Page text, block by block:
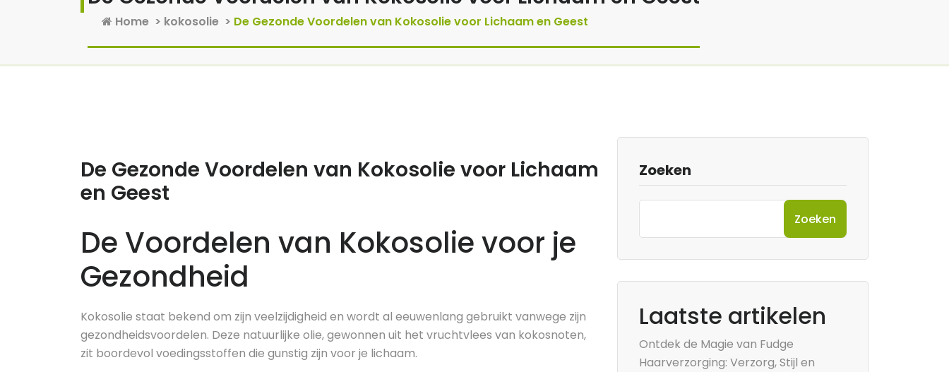
Home > kokosolie > De Gezonde Voordelen van Kokosolie voor Lichaam en Geest
De Gezonde Voordelen van Kokosolie voor Lichaam
en Geest
De Voordelen van Kokosolie voor je
Gezondheid
Kokosolie staat bekend om zijn veelzijdigheid en wordt al eeuwenlang gebruikt vanwege zijn
gezondheidsvoordelen. Deze natuurlijke olie, gewonnen uit het vruchtvlees van kokosnoten,
zit boordevol voedingsstoffen die gunstig zijn voor je lichaam.
Zoeken
Zoeken
Laatste artikelen
Ontdek de Magie van Fudge
Haarverzorging: Verzorg, Stijl en